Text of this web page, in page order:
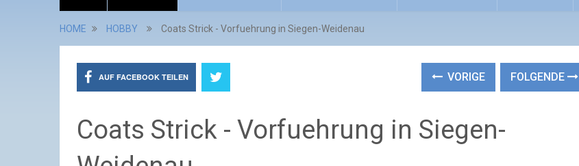
HOME HOBBY Coats Strick - Vorfuehrung in Siegen-Weidenau
AUF FACEBOOK TEILEN VORIGE FOLGENDE
Coats Strick - Vorfuehrung in Siegen-